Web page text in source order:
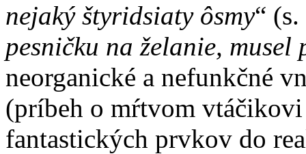
nejaký štyridsiaty ôsmy“
pesničku na želanie,
neorganické a nefunkčné
(príbeh o mŕtvom vtáčikovi
fantastických prvkov do